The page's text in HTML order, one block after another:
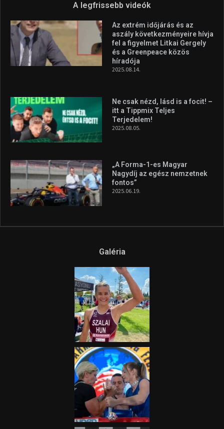
A legfrissebb videók
Az extrém időjárás és az
aszály következményeire hívja
fel a figyelmet Litkai Gergely
és a Greenpeace közös
híradója
2025.08.14.
Ne csak nézd, lásd is a focit! –
itt a Tippmix Teljes
Terjedelem!
2025.08.05.
„A Forma-1-es Magyar
Nagydíj az egész nemzetnek
fontos”
2025.06.19.
Galéria